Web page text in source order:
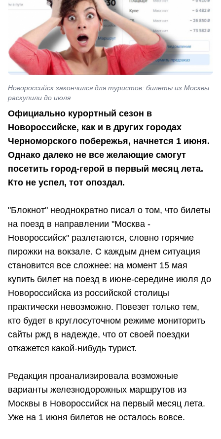
Новороссийск закончился для туристов: билеты из Москвы
раскупили до июля
Официально курортный сезон в
Новороссийске, как и в других городах
Черноморского побережья, начнется 1 июня.
Однако далеко не все желающие смогут
посетить город-герой в первый месяц лета.
Кто не успел, тот опоздал.
"Блокнот" неоднократно писал о том, что билеты
на поезд в направлении "Москва -
Новороссийск" разлетаются, словно горячие
пирожки на вокзале. С каждым днем ситуация
становится все сложнее: на момент 15 мая
купить билет на поезд в июне-середине июля до
Новороссийска из российской столицы
практически невозможно. Повезет только тем,
кто будет в круглосуточном режиме мониторить
сайты ржд в надежде, что от своей поездки
откажется какой-нибудь турист.
Редакция проанализировала возможные
варианты железнодорожных маршрутов из
Москвы в Новороссийск на первый месяц лета.
Уже на 1 июня билетов не осталось вовсе.